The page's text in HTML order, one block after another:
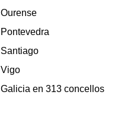
Ourense
Pontevedra
Santiago
Vigo
Galicia en 313 concellos